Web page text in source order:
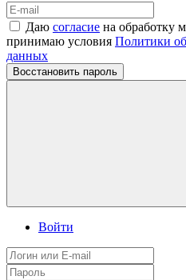
Даю согласие на обработку
принимаю условия Политики
данных
Восстановить пароль
Войти